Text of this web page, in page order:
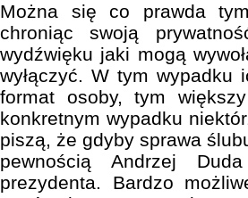
Można się co prawda
chroniąc swoją
wydźwięku jaki mogą
wyłączyć. W tym wypadku
format osoby, tym
konkretnym wypadku
piszą, że gdyby sprawa
pewnością Andrzej
prezydenta. Bardzo